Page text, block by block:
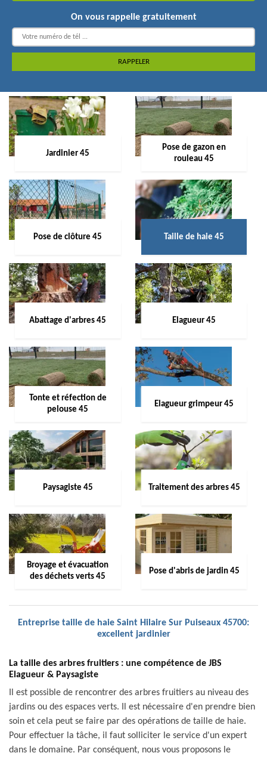
On vous rappelle gratuitement
Jardinier 45
Pose de gazon en
rouleau 45
Pose de clôture 45 Taille de haie 45
Abattage d'arbres 45 Elagueur 45
Tonte et réfection de
pelouse 45
Elagueur grimpeur 45
Paysagiste 45 Traitement des arbres 45
Broyage et évacuation
des déchets verts 45
Pose d'abris de jardin 45
Entreprise taille de haie Saint Hilaire Sur Puiseaux 45700:
excellent jardinier
La taille des arbres fruitiers : une compétence de JBS
Elagueur & Paysagiste
Il est possible de rencontrer des arbres fruitiers au niveau des
jardins ou des espaces verts. Il est nécessaire d'en prendre bien
soin et cela peut se faire par des opérations de taille de haie.
Pour effectuer la tâche, il faut solliciter le service d'un expert
dans le domaine. Par conséquent, nous vous proposons le